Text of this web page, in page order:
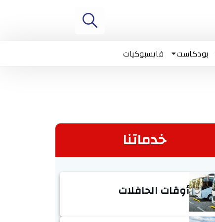
بودكاست فايسبوكيات
خدماتنا
أوقات الحافلات